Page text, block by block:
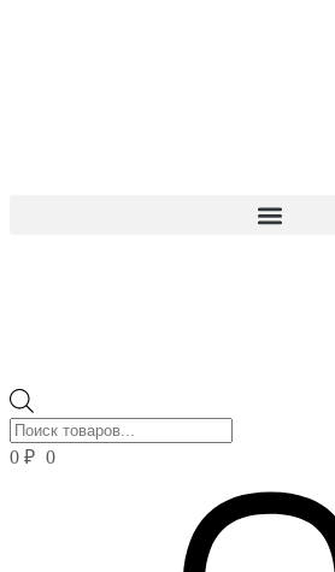
товаров
0 ₽ 0